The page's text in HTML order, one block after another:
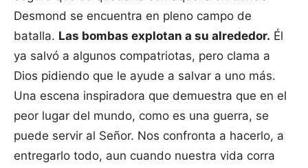
Desmond se encuentra en pleno campo de
batalla. Las bombas explotan a su alrededor. Él
ya salvó a algunos compatriotas, pero clama a
Dios pidiendo que le ayude a salvar a uno más.
Una escena inspiradora que demuestra que en el
peor lugar del mundo, como es una guerra, se
puede servir al Señor. Nos confronta a hacerlo, a
entregarlo todo, aun cuando nuestra vida corra